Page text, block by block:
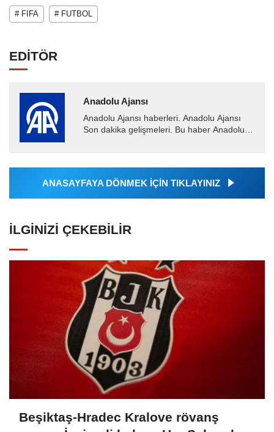
# FIFA # FUTBOL
EDİTÖR
Anadolu Ajansı
Anadolu Ajansı haberleri. Anadolu Ajansı
Son dakika gelişmeleri. Bu haber Anadolu
Ajansı tarafından...
ANASAYFAYA DÖNMEK İÇİN TIKLAYINIZ
İLGINIZI ÇEKEBILIR
Beşiktaş-Hradec Kralove rövanş